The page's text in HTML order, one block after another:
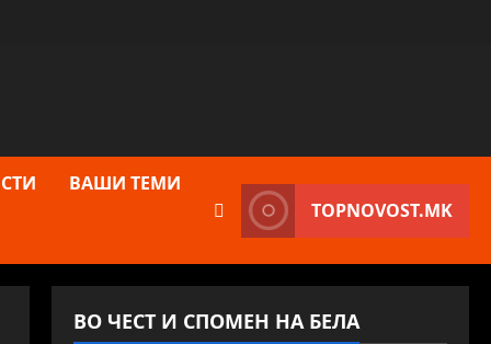
ВАШИ ТЕМИ
TOPNOVOST.MK
ВО ЧЕСТ И СПОМЕН НА БЕЛА